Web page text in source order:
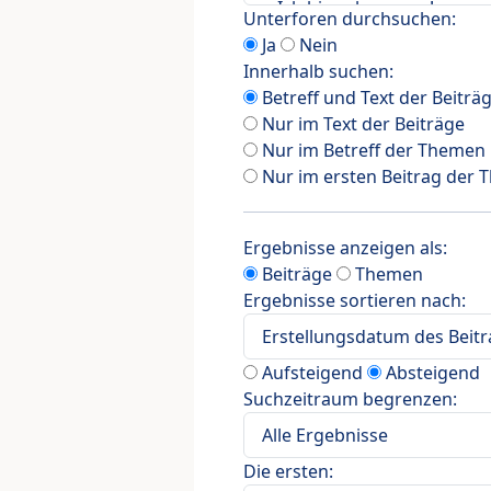
Unterforen durchsuchen:
Ja
Nein
Innerhalb suchen:
Betreff und Text der
Nur im Text der Beiträge
Nur im Betreff der Themen
Nur im ersten Beitrag der
Ergebnisse anzeigen als:
Beiträge
Themen
Ergebnisse sortieren nach:
Aufsteigend
Absteigend
Suchzeitraum begrenzen:
Die ersten: